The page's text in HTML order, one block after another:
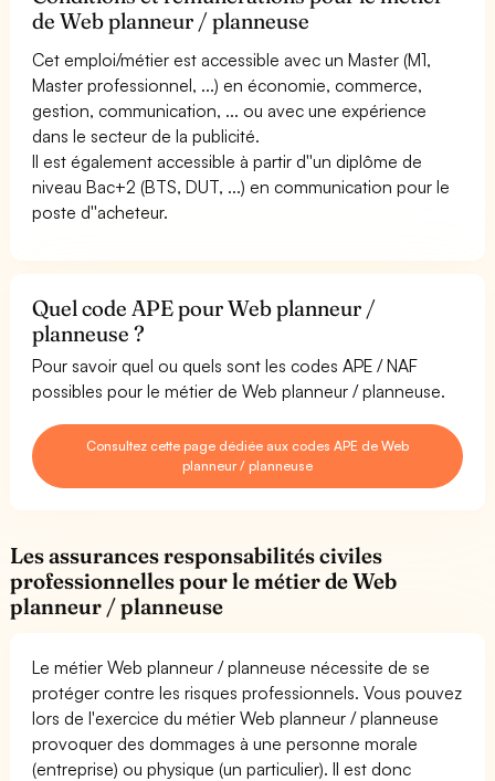
de Web planneur / planneuse
Cet emploi/métier est accessible avec un Master (M1,
Master professionnel, ...) en économie, commerce,
gestion, communication, ... ou avec une expérience
dans le secteur de la publicité.
Il est également accessible à partir d''un diplôme de
niveau Bac+2 (BTS, DUT, ...) en communication pour le
poste d''acheteur.
Quel code APE pour Web planneur /
planneuse ?
Pour savoir quel ou quels sont les codes APE / NAF
possibles pour le métier de Web planneur / planneuse.
Consultez cette page dédiée aux codes APE de Web
planneur / planneuse
Les assurances responsabilités civiles
professionnelles pour le métier de Web
planneur / planneuse
Le métier Web planneur / planneuse nécessite de se
protéger contre les risques professionnels. Vous pouvez
lors de l'exercice du métier Web planneur / planneuse
provoquer des dommages à une personne morale
(entreprise) ou physique (un particulier). Il est donc